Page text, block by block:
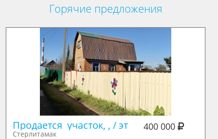
Горячие предложения
Продается  участок, , / эт 400 000
Стерлитамак